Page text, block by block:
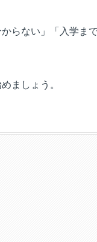
らない」「入学ま
ましょう。